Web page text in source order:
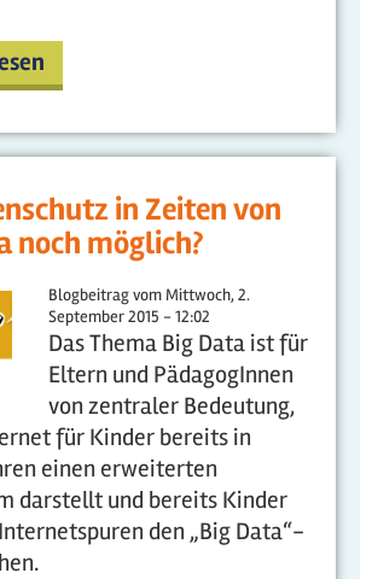
in Zeiten von
noch möglich?
Blogbeitrag vom Mittwoch, 2.
September 2015 - 12:02
Das Thema Big Data ist für
Eltern und PädagogInnen
von zentraler Bedeutung,
für Kinder bereits in
einen erweiterten
darstellt und bereits Kinder
den „Big Data“-